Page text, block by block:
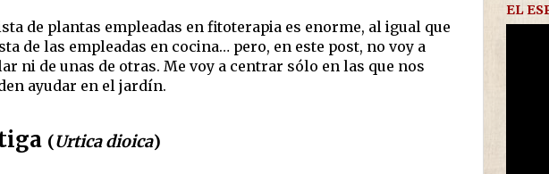
de plantas empleadas en fitoterapia es enorme, al igual que
de las empleadas en cocina… pero, en este post, no voy a
ni de unas de otras. Me voy a centrar sólo en las que nos
ayudar en el jardín.
(Urtica dioica)
EL